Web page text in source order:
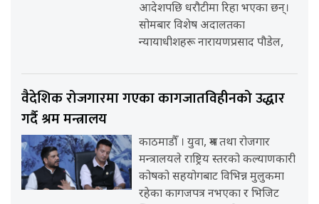
आदेशपछि धरौटीमा रिहा भएका छन्।
सोमबार विशेष अदालतका
न्यायाधीशहरू नारायणप्रसाद पौडेल,
वैदेशिक रोजगारमा गएका कागजातविहीनको उद्धार
गर्दै श्रम मन्त्रालय
काठमाडौँ । युवा, श्रम तथा रोजगार
मन्त्रालयले राष्ट्रिय स्तरको कल्याणकारी
कोषको सहयोगबाट विभिन्न मुलुकमा
रहेका कागजपत्र नभएका र भिजिट